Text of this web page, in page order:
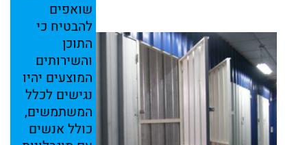
שואפים
להבטיח כי
התוכן
והשירותים
המוצעים יהיו
נגישים לכלל
המשתמשים,
כולל אנשים